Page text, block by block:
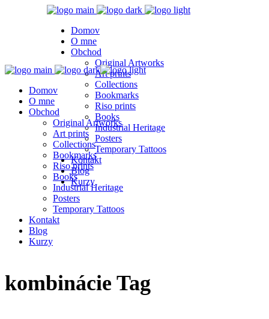
Domov
O mne
Obchod
Original Artworks
Art prints
Collections
Bookmarks
Riso prints
Books
Industrial Heritage
Posters
Temporary Tattoos
Kontakt
Blog
Kurzy
Domov
O mne
Obchod
Original Artworks
Art prints
Collections
Bookmarks
Riso prints
Books
Industrial Heritage
Posters
Temporary Tattoos
Kontakt
Blog
Kurzy
kombinácie Tag